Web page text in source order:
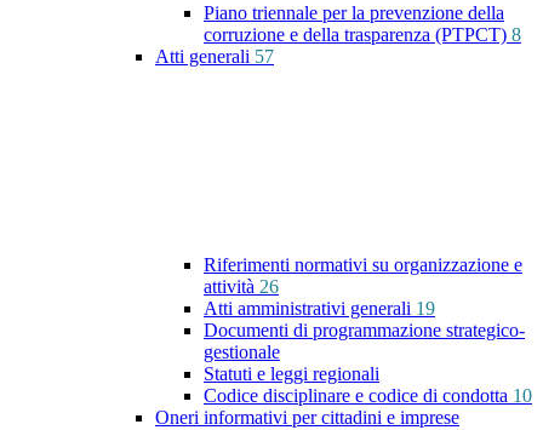
Piano triennale per la prevenzione della
corruzione e della trasparenza (PTPCT) 8
Atti generali 57
Riferimenti normativi su organizzazione e
attività 26
Atti amministrativi generali 19
Documenti di programmazione strategico-
gestionale
Statuti e leggi regionali
Codice disciplinare e codice di condotta 10
Oneri informativi per cittadini e imprese